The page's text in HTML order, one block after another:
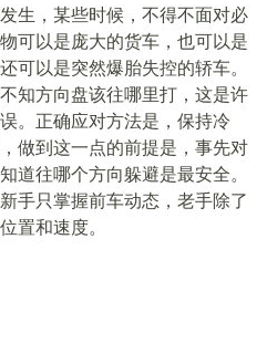
，某些时候，不得不面对必
可以是庞大的货车，也可以是
可以是突然爆胎失控的轿车。
知方向盘该往哪里打，这是许
。正确应对方法是，保持冷
做到这一点的前提是，事先对
道往哪个方向躲避是最安全。
手只掌握前车动态，老手除了
置和速度。